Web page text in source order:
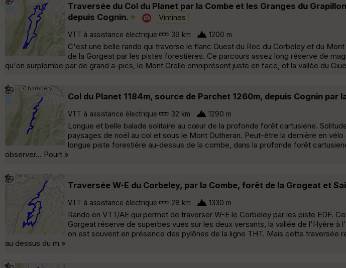
Traversée du Col du Planet par la Combe et les Granges du
depuis Cognin.
Vimines
VTT à assistance électrique 39 km 1200 m
C'est une belle rando qui traverse le flanc Ouest du Roc du Corbeley et du
de la Gorgeat par les pistes forestières. Ce parcours assez long réserve de
qu'on surplombe par de grand a-pics, le Mont Grelle omniprésent juste en face, et la vallée du
Col du Planet 1184m, source de Parchet 1260m, depuis Cognin par
VTT à assistance électrique 32 km 1290 m
Longue et belle balade solitaire au cœur de la profonde forêt cartusiene.
paysages de noël au col et sous le Mont Outheran. Peut-être la dernière en
longue piste forestière au-dessus de la combe, dans la profonde forêt
observer... Pourt »
Traversée W-E du Corbeley, par la Combe, forêt de la Grogeat et
VTT à assistance électrique 28 km 1330 m
Rando en VTT/AE qui permet de traverser W-E le Corbeley par les piste EDF.
Gorgeat réserve de superbes vues sur les deux versants, la vallée de l'Hyère à
on est souvent en présence des pylônes de la ligne THT. Mais cette traversée
au dessus du m »